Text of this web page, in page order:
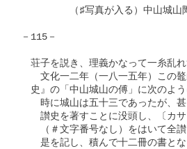
（♯写真が入る）中山城山陶像
－115－
荘子を説き、理義かなって一糸乱
文化一二年（一八一五年）この鼇
史』の「中山城山の傅」に次のよう
時に城山は五十三であったが、甚
讃史を著すことに没頭し、〔カサ
（＃文字番号なし）をはいて全讃
是を記し、積んで十二冊の書とな